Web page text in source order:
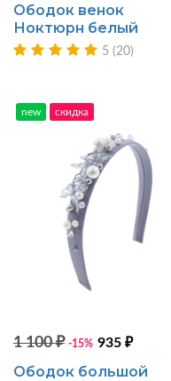
Ободок венок
Ноктюрн белый
5 (20)
new скидка
1 100 ₽ -15% 935 ₽
Ободок большой